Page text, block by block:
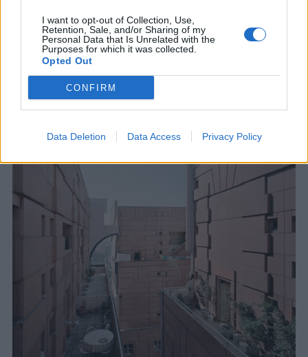
I want to opt-out of Collection, Use,
Retention, Sale, and/or Sharing of my
Personal Data that Is Unrelated with the
Purposes for which it was collected.
Opted Out
CONFIRM
Data Deletion Data Access Privacy Policy